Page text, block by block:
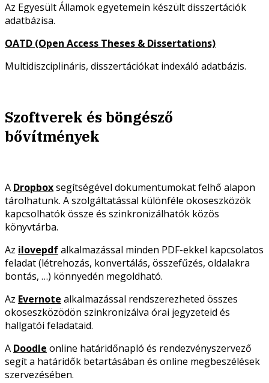
Az Egyesült Államok egyetemein készült disszertációk
adatbázisa.
OATD (Open Access Theses & Dissertations)
Multidiszciplináris, disszertációkat indexáló adatbázis.
Szoftverek és böngésző
bővítmények
A Dropboxsegítségével dokumentumokat felhő alapon
tárolhatunk. A szolgáltatással különféle okoseszközök
kapcsolhatók össze és szinkronizálhatók közös
könyvtárba.
Az ilovepdfalkalmazással minden PDF-ekkel kapcsolatos
feladat (létrehozás, konvertálás, összefűzés, oldalakra
bontás, …) könnyedén megoldható.
Az Evernote alkalmazással rendszerezheted összes
okoseszközödön szinkronizálva órai jegyzeteid és
hallgatói feladataid.
A Doodle online határidőnapló és rendezvényszervező
segít a határidők betartásában és online megbeszélések
szervezésében.